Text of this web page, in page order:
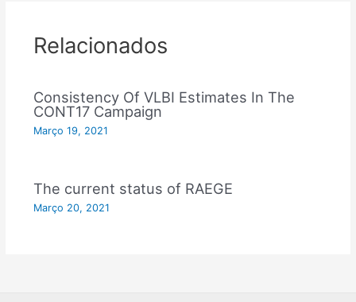
Relacionados
Consistency Of VLBI Estimates In The
CONT17 Campaign
Março 19, 2021
The current status of RAEGE
Março 20, 2021